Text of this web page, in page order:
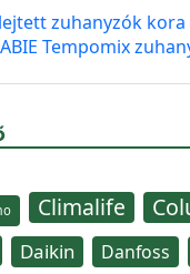
zuhanyzók
Tempomix
Climalife
Daikin Danfoss